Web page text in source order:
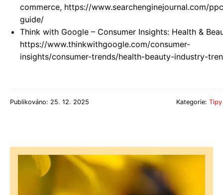
commerce, https://www.searchenginejournal.com/
guide/
Think with Google – Consumer Insights: Health &
https://www.thinkwithgoogle.com/consumer-
insights/consumer-trends/health-beauty-industry-
Publikováno: 25. 12. 2025 Kategorie: